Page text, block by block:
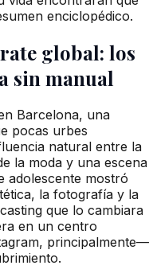
enciclopédico.
global: los
sin manual
Barcelona, una
pocas urbes
natural entre la
la moda y una escena
adolescente mostró
la fotografía y la
que lo cambiara
en un centro
principalmente—